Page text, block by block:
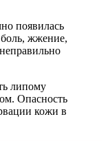
появилась
жжение,
липому
Опасность
кожи в